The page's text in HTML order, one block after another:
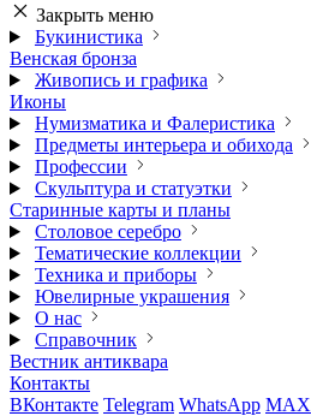
Закрыть меню
Букинистика
Венская бронза
Живопись и графика
Иконы
Нумизматика и Фалеристика
Предметы интерьера и обихода
Профессии
Скульптура и статуэтки
Старинные карты и планы
Столовое серебро
Тематические коллекции
Техника и приборы
Ювелирные украшения
О нас
Справочник
Вестник антиквара
Контакты
ВКонтакте Telegram WhatsApp MAX